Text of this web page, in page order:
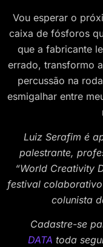
Vou esperar o
caixa de fósforos
que a fabricante
errado, transformo
percussão na
esmigalhar entre
Luiz Serafim é
palestrante,
“World Creativity
festival
colunista
Cadastre-se
DATA toda